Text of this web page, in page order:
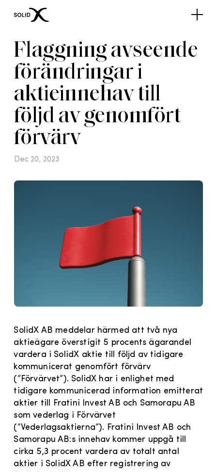
Flaggning avseende
förändringar i
aktieinnehav till
följd av genomfört
förvärv
Dec 20, 2023
SolidX AB meddelar härmed att två nya
aktieägare överstigit 5 procents ägarandel
vardera i SolidX aktie till följd av tidigare
kommunicerat genomfört förvärv
(”Förvärvet”). SolidX har i enlighet med
tidigare kommunicerad information emitterat
aktier till Fratini Invest AB och Samorapu AB
som vederlag i Förvärvet
(”Vederlagsaktierna”). Fratini Invest AB och
Samorapu AB:s innehav kommer uppgå till
cirka 5,3 procent vardera av totalt antal
aktier i SolidX AB efter registrering av